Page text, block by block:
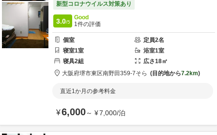
新型コロナウイルス対策あり
3.0/5
Good
1件の評価
個室 定員2名
寝室1室 浴室1室
寝具2組 広さ18㎡
大阪府堺市東区南野田359-7そら 目的地から7.2km
直近1か月の参考料金
¥6,000～ ¥7,000/泊